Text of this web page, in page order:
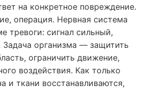
на конкретное повреждение.
операция. Нервная система
тревоги: сигнал сильный,
Задача организма — защитить
ограничить движение,
воздействия. Как только
и ткани восстанавливаются,